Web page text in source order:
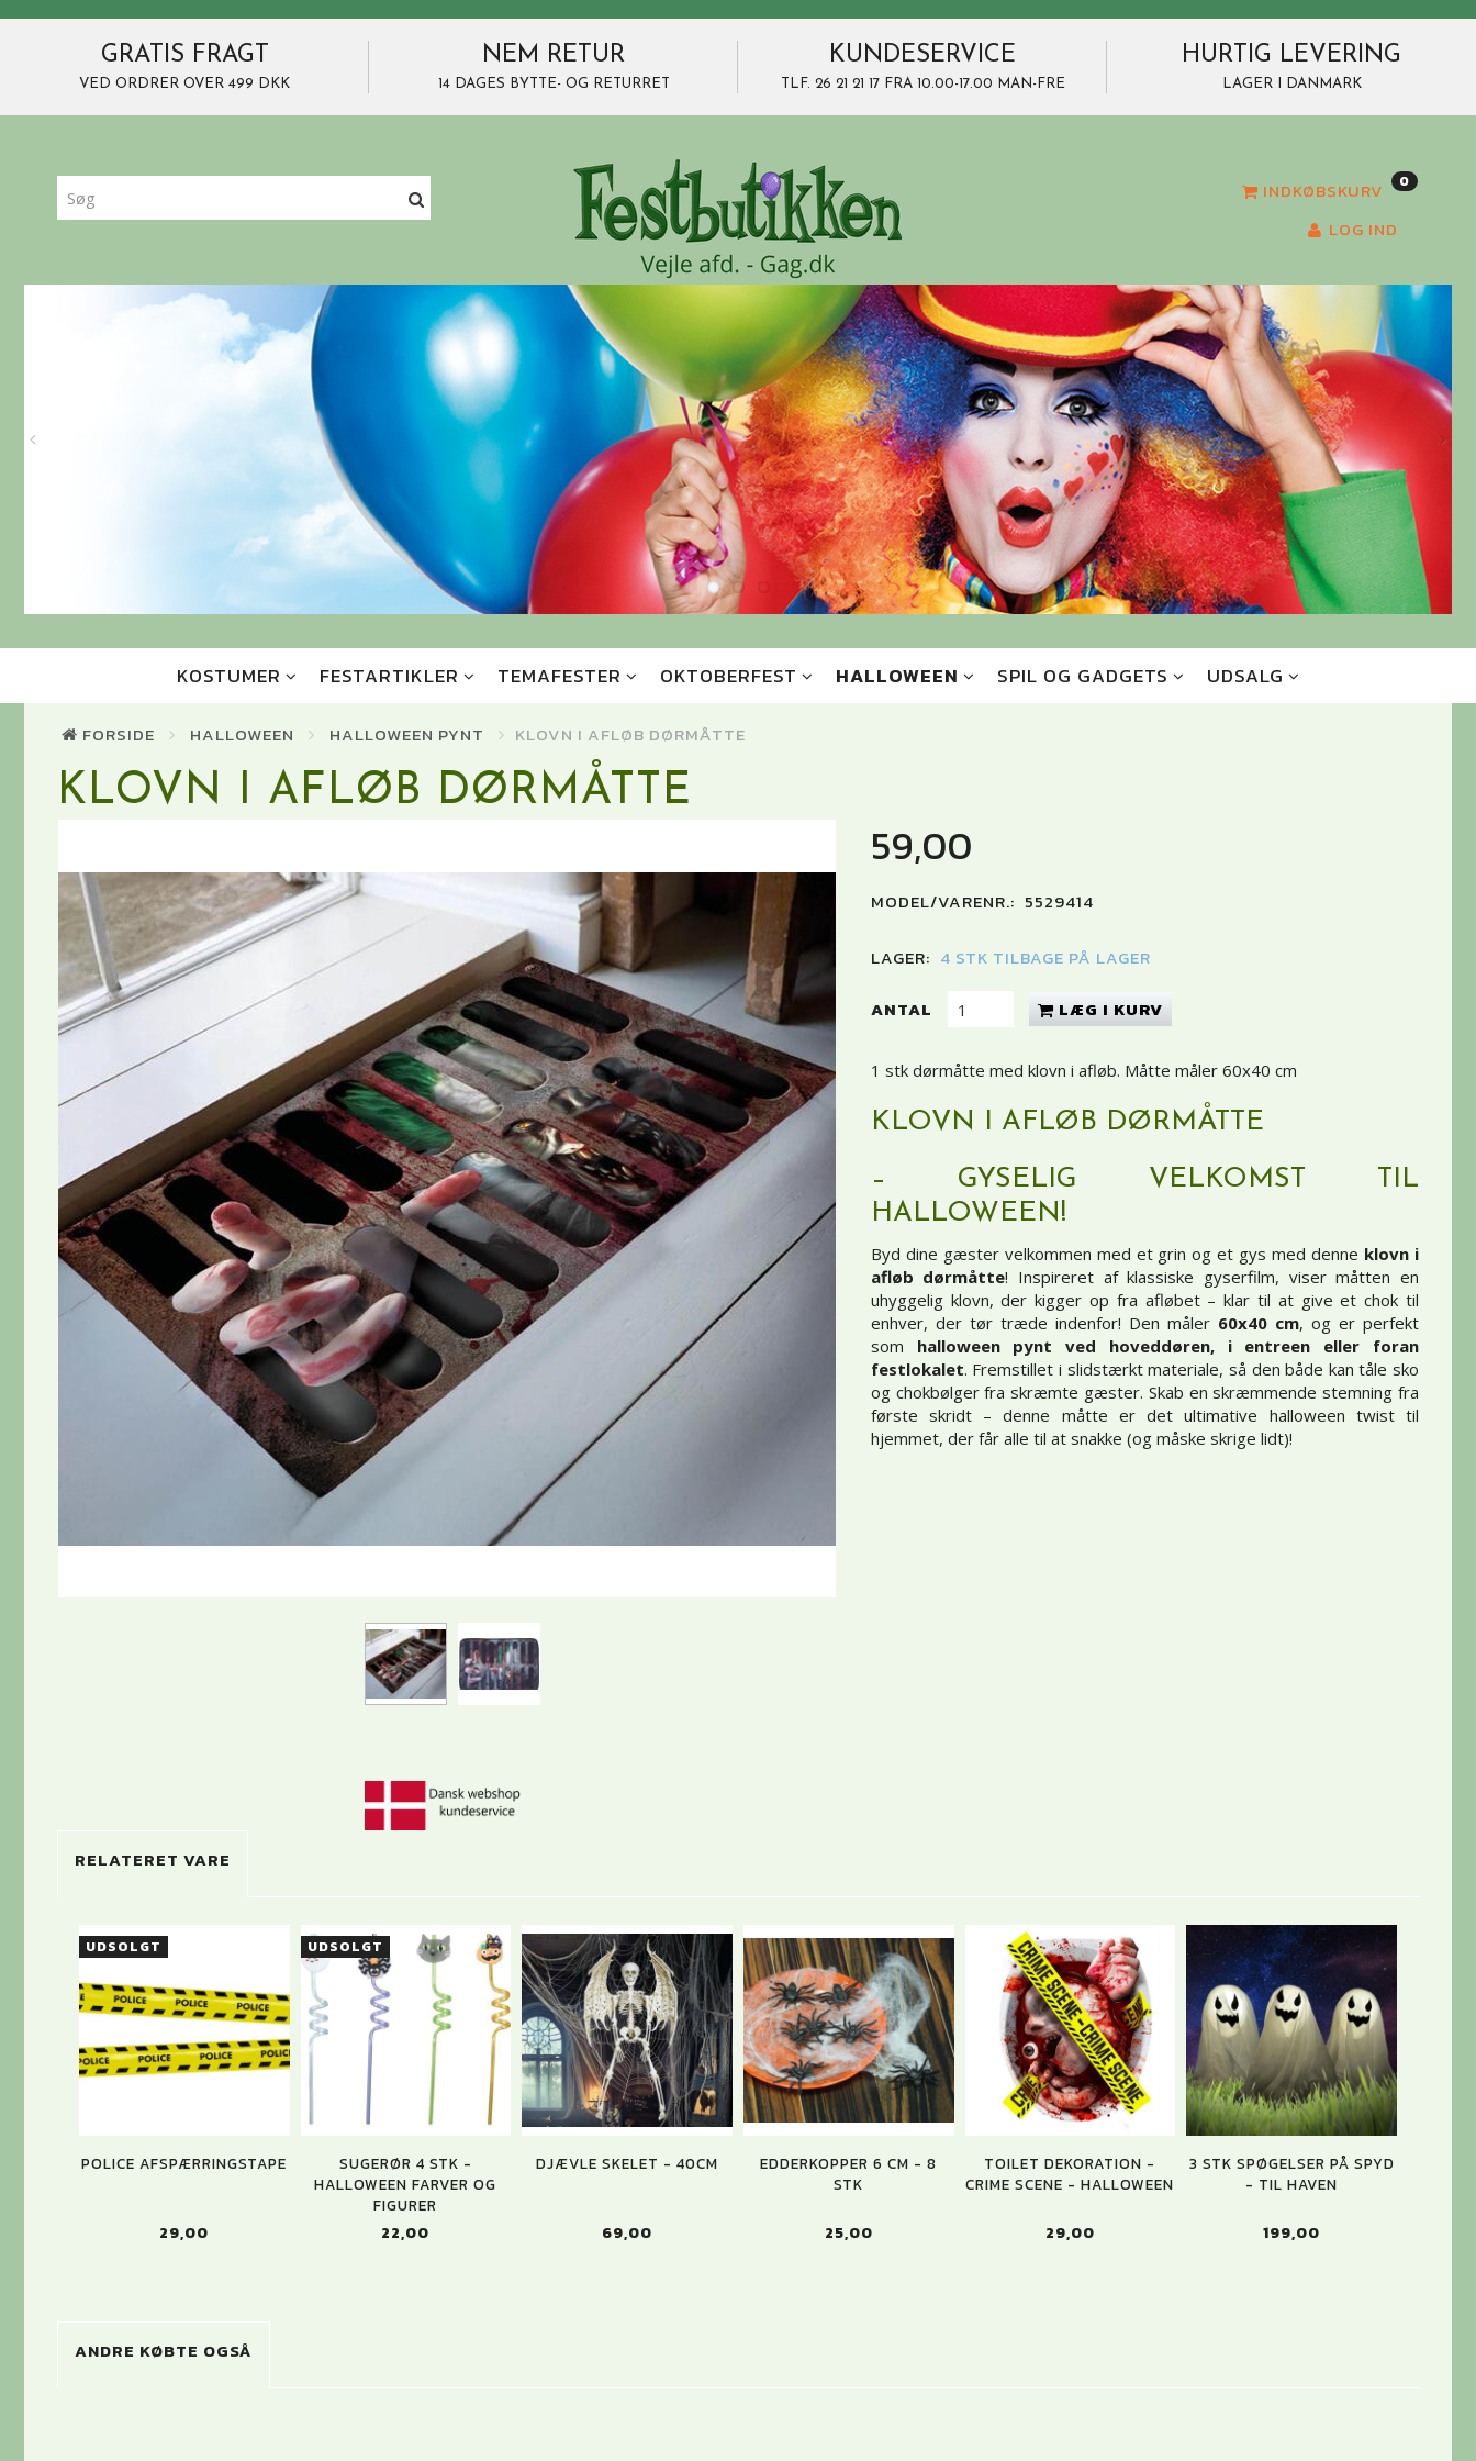
GRATIS FRAGT
VED ORDRER OVER 499 DKK
NEM RETUR
14 DAGES BYTTE- OG RETURRET
KUNDESERVICE
TLF. 26 21 21 17 FRA 10.00-17.00 MAN-FRE
HURTIG LEVERING
LAGER I DANMARK
INDKØBSKURV 0
LOG IND
KOSTUMER FESTARTIKLER TEMAFESTER OKTOBERFEST HALLOWEEN SPIL OG GADGETS UDSALG
FORSIDE HALLOWEEN HALLOWEEN PYNT KLOVN I AFLØB DØRMÅTTE
KLOVN I AFLØB DØRMÅTTE
59,00
MODEL/VARENR.: 5529414
LAGER: 4 STK TILBAGE PÅ LAGER
ANTAL LÆG I KURV
1 stk dørmåtte med klovn i afløb. Måtte måler 60x40 cm
KLOVN I AFLØB DØRMÅTTE
– GYSELIG VELKOMST TIL
HALLOWEEN!
Byd dine gæster velkommen med et grin og et gys med denne klovn i
afløb dørmåtte! Inspireret af klassiske gyserfilm, viser måtten en
uhyggelig klovn, der kigger op fra afløbet – klar til at give et chok til
enhver, der tør træde indenfor! Den måler 60x40 cm, og er perfekt
som halloween pynt ved hoveddøren, i entreen eller foran
festlokalet. Fremstillet i slidstærkt materiale, så den både kan tåle sko
og chokbølger fra skræmte gæster. Skab en skræmmende stemning fra
første skridt – denne måtte er det ultimative halloween twist til
hjemmet, der får alle til at snakke (og måske skrige lidt)!
RELATERET VARE
UDSOLGT
POLICE AFSPÆRRINGSTAPE
29,00
UDSOLGT
SUGERØR 4 STK -
HALLOWEEN FARVER OG
FIGURER
22,00
DJÆVLE SKELET - 40CM
69,00
EDDERKOPPER 6 CM - 8
STK
25,00
TOILET DEKORATION -
CRIME SCENE - HALLOWEEN
29,00
3 STK SPØGELSER PÅ SPYD
- TIL HAVEN
199,00
ANDRE KØBTE OGSÅ